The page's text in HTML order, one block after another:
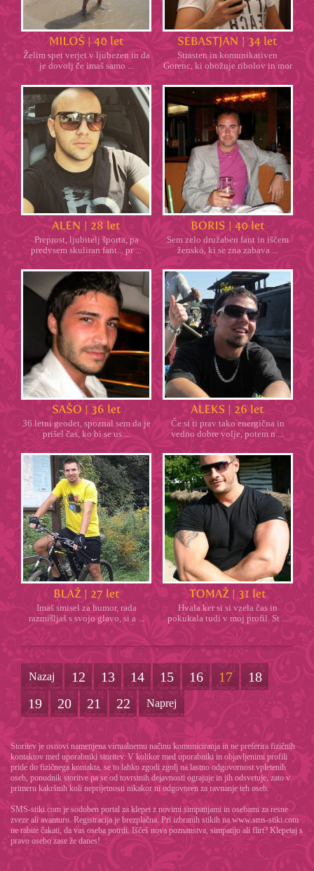
Želim spet verjet v ljubezen in da
je dovolj če imaš samo ...
Strasten in komunikativen
Gorenc, ki obožuje ribolov in mor
...
Preprost, ljubitelj športa, pa
predvsem skuliran fant... pr ...
Sem zelo družaben fant in iščem
žensko, ki se zna zabava ...
36 letni geodet, spoznal sem da je
prišel čas, ko bi se us ...
Če si ti prav tako energična in
vedno dobre volje, potem n ...
Imaš smisel za humor, rada
razmišljaš s svojo glavo, si a ...
Hvala ker si si vzela čas in
pokukala tudi v moj profil. St ...
Nazaj 12 13 14 15 16 17
18
19
20 21 22 Naprej
Storitev je osnovi namenjena virtualnemu načinu komuniciranja in ne preferira fizičnih
kontaktov med uporabniki storitev. V kolikor med uporabniki in objavljenimi profili
pride do fizičnega kontakta, se to lahko zgodi zgolj na lastno odgovornost vpletenih
oseb, ponudnik storitve pa se od tovrstnih dejavnosti ograjuje in jih odsvetuje, zato v
primeru kakršnih koli neprijetnosti nikakor ni odgovoren za ravnanje teh oseb.
SMS-stiki.com je sodoben portal za klepet z novimi simpatijami in osebami za resne
zveze ali avanturo. Registracija je brezplačna. Pri izbranih stikih na www.sms-stiki.com
ne rabite čakati, da vas oseba potrdi. Iščeš nova poznanstva, simpatijo ali flirt? Klepetaj s
pravo osebo zase že danes!